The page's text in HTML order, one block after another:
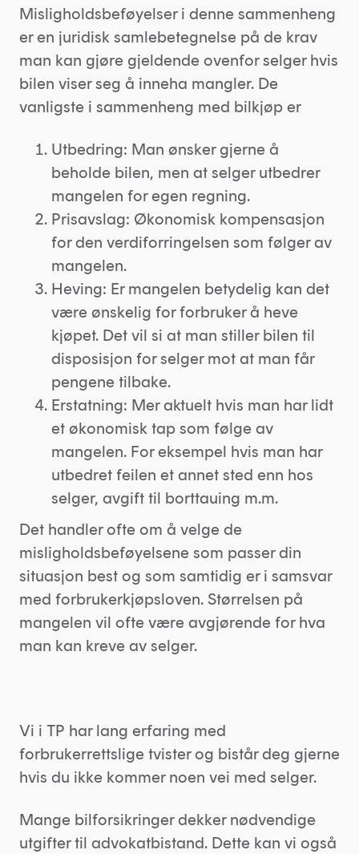
Misligholdsbeføyelser i denne sammenheng
er en juridisk samlebetegnelse på de krav
man kan gjøre gjeldende ovenfor selger hvis
bilen viser seg å inneha mangler. De
vanligste i sammenheng med bilkjøp er
Utbedring: Man ønsker gjerne å
beholde bilen, men at selger utbedrer
mangelen for egen regning.
Prisavslag: Økonomisk kompensasjon
for den verdiforringelsen som følger av
mangelen.
Heving: Er mangelen betydelig kan det
være ønskelig for forbruker å heve
kjøpet. Det vil si at man stiller bilen til
disposisjon for selger mot at man får
pengene tilbake.
Erstatning: Mer aktuelt hvis man har lidt
et økonomisk tap som følge av
mangelen. For eksempel hvis man har
utbedret feilen et annet sted enn hos
selger, avgift til borttauing m.m.
Det handler ofte om å velge de
misligholdsbeføyelsene som passer din
situasjon best og som samtidig er i samsvar
med forbrukerkjøpsloven. Størrelsen på
mangelen vil ofte være avgjørende for hva
man kan kreve av selger.
Vi i TP har lang erfaring med
forbrukerrettslige tvister og bistår deg gjerne
hvis du ikke kommer noen vei med selger.
Mange bilforsikringer dekker nødvendige
utgifter til advokatbistand. Dette kan vi også